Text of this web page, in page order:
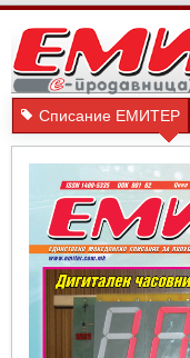
Списание ЕМИТЕР